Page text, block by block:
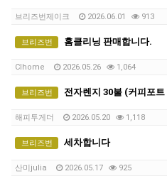
브리즈번제이크 2026.06.01 913
브리즈번 홈클리닝 판매합니다.
Clhome 2026.05.26 1,064
브리즈번 전자렌지 30불 (커피포트
해피투게더 2026.05.20 1,118
브리즈번 세차합니다
산미julia 2026.05.17 925